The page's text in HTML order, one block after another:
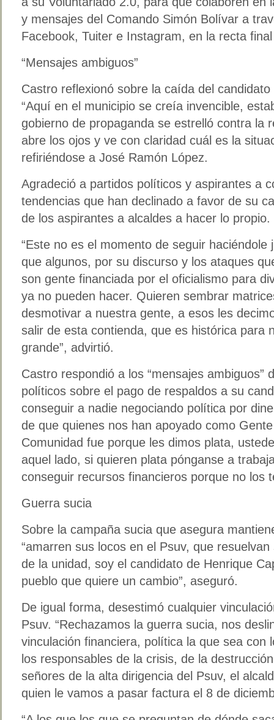
y mensajes del Comando Simón Bolívar a
Facebook, Tuiter e Instagram, en la recta
“Mensajes ambiguos”
Castro reflexionó sobre la caída del
“Aquí en el municipio se creía invencible,
gobierno de propaganda se estrelló contra la
abre los ojos y ve con claridad cuál es la
refiriéndose a José Ramón López.
Agradeció a partidos políticos y aspirantes a
tendencias que han declinado a favor de su
de los aspirantes a alcaldes a hacer lo propio.
“Este no es el momento de seguir haciéndole
que algunos, por su discurso y los ataques
son gente financiada por el oficialismo para
ya no pueden hacer. Quieren sembrar
desmotivar a nuestra gente, a esos les
salir de esta contienda, que es histórica para
grande”, advirtió.
Castro respondió a los “mensajes ambiguos”
políticos sobre el pago de respaldos a su
conseguir a nadie negociando política por
de que quienes nos han apoyado como
Comunidad fue porque les dimos plata,
aquel lado, si quieren plata pónganse a
conseguir recursos financieros porque no los
Guerra sucia
Sobre la campaña sucia que asegura
“amarren sus locos en el Psuv, que
de la unidad, soy el candidato de Henrique
pueblo que quiere un cambio”, aseguró.
De igual forma, desestimó cualquier
Psuv. “Rechazamos la guerra sucia, nos
vinculación financiera, política la que sea con
los responsables de la crisis, de la
señores de la alta dirigencia del Psuv, el
quien le vamos a pasar factura el 8 de